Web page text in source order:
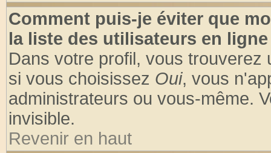
Comment puis-je éviter que
la liste des utilisateurs en
Dans votre profil, vous trouverez
si vous choisissez Oui, vous
administrateurs ou vous-même.
invisible.
Revenir en haut